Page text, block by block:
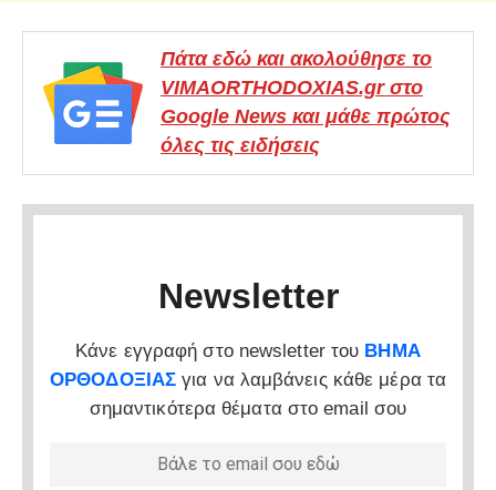
Πάτα εδώ και ακολούθησε το
VIMAORTHODOXIAS.gr στο
Google News και μάθε πρώτος
όλες τις ειδήσεις
Newsletter
Κάνε εγγραφή στο newsletter του ΒΗΜΑ
ΟΡΘΟΔΟΞΙΑΣ για να λαμβάνεις κάθε μέρα τα
σημαντικότερα θέματα στο email σου